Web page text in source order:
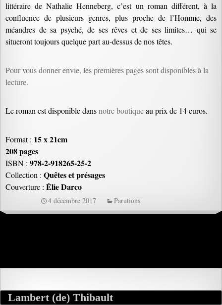
littéraire de Nathalie Henneberg, c’est un roman différent, à la
confluence de plusieurs genres, plus proche de l’Homme, des
méandres de sa psyché, de ses rêves et de ses limites… qui se
situeront toujours quelque part au-dessus de nos têtes.
Pour vous donner envie, les premières pages sont disponibles à la
lecture.
Le roman est disponible dansnotre boutiqueau prix de 14 euros.
Format : 15 x 21cm
208 pages
ISBN : 978-2-918265-25-2
Collection : Quêtes et présages
Couverture : Élie Darco
4 décembre 2017 Parutions
Lambert (de) Thibault